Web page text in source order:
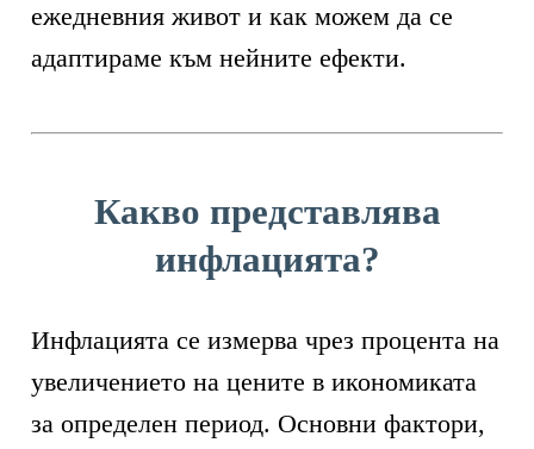
ежедневния живот и как можем да се
адаптираме към нейните ефекти.
Какво представлява
инфлацията?
Инфлацията се измерва чрез процента на
увеличението на цените в икономиката
за определен период. Основни фактори,